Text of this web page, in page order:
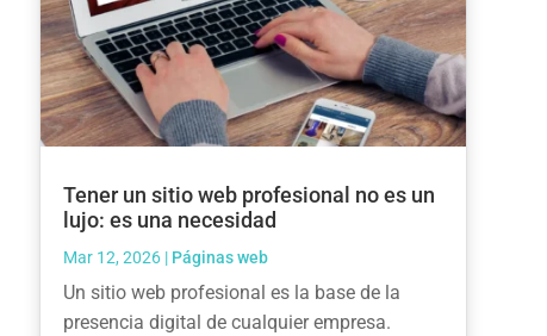
Tener un sitio web profesional no es un
lujo: es una necesidad
Mar 12, 2026| Páginas web
Un sitio web profesional es la base de la
presencia digital de cualquier empresa.